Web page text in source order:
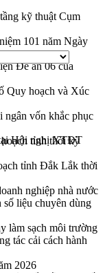
kỹ thuật Cụm
101 năm Ngày
Đề án 06 của
Quy hoạch và Xúc
ngân vốn khắc phục
tỉnh thời kỳ
tỉnh Đắk Lắk thời
nghiệp nhà nước
liệu chuyên dùng
làm sạch môi trường
tác cải cách hành
2026
Hội nghị XTĐT